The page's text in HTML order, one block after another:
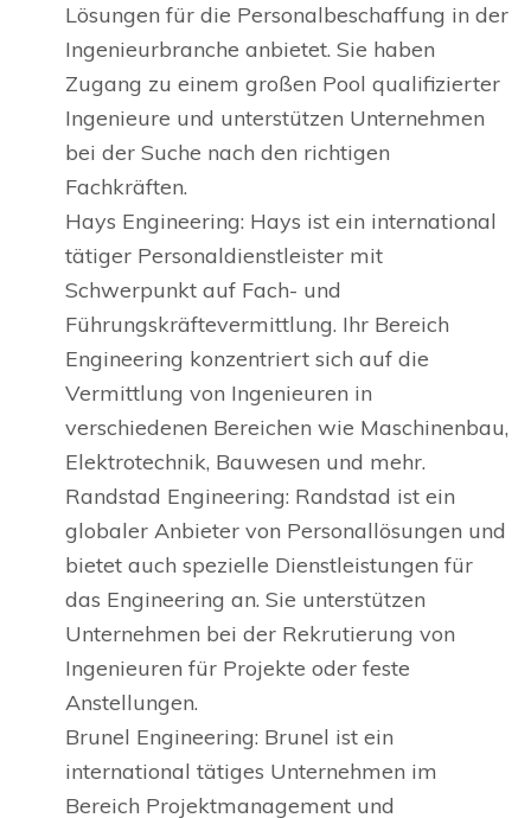
Lösungen für die Personalbeschaffung in der
Ingenieurbranche anbietet. Sie haben
Zugang zu einem großen Pool qualifizierter
Ingenieure und unterstützen Unternehmen
bei der Suche nach den richtigen
Fachkräften.
Hays Engineering: Hays ist ein international
tätiger Personaldienstleister mit
Schwerpunkt auf Fach- und
Führungskräftevermittlung. Ihr Bereich
Engineering konzentriert sich auf die
Vermittlung von Ingenieuren in
verschiedenen Bereichen wie Maschinenbau,
Elektrotechnik, Bauwesen und mehr.
Randstad Engineering: Randstad ist ein
globaler Anbieter von Personallösungen und
bietet auch spezielle Dienstleistungen für
das Engineering an. Sie unterstützen
Unternehmen bei der Rekrutierung von
Ingenieuren für Projekte oder feste
Anstellungen.
Brunel Engineering: Brunel ist ein
international tätiges Unternehmen im
Bereich Projektmanagement und